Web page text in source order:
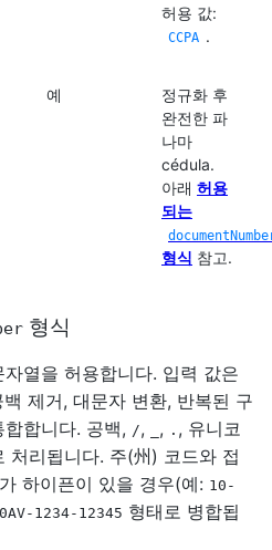
허용 값:
CCPA .
예
정규화 후
완전한 파
나마
cédula.
아래 허용
되는
형식 참고.
형식
열을 허용합니다. 입력 값은
제거, 대문자 변환, 반복된 구
합니다. 공백, /, , . , 유니코
처리됩니다. 주(州) 코드와 접
하이픈이 있을 경우(예: 10-
1234-12345 형태로 병합됩